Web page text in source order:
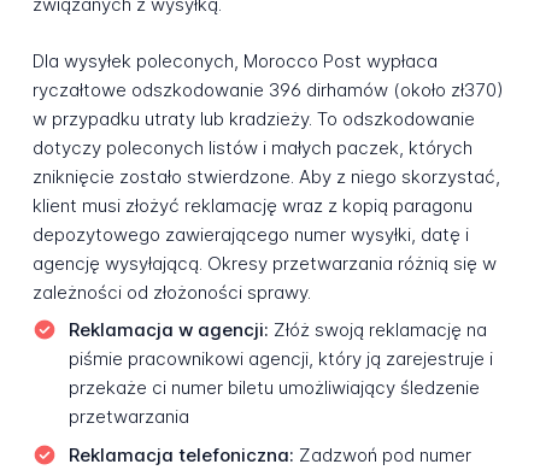
Dla wysyłek poleconych, Morocco Post wypłaca
ryczałtowe odszkodowanie 396 dirhamów (około zł370)
w przypadku utraty lub kradzieży. To odszkodowanie
dotyczy poleconych listów i małych paczek, których
zniknięcie zostało stwierdzone. Aby z niego skorzystać,
klient musi złożyć reklamację wraz z kopią paragonu
depozytowego zawierającego numer wysyłki, datę i
agencję wysyłającą. Okresy przetwarzania różnią się w
zależności od złożoności sprawy.
Reklamacja w agencji: Złóż swoją reklamację na
piśmie pracownikowi agencji, który ją zarejestruje i
przekaże ci numer biletu umożliwiający śledzenie
przetwarzania
Reklamacja telefoniczna: Zadzwoń pod numer